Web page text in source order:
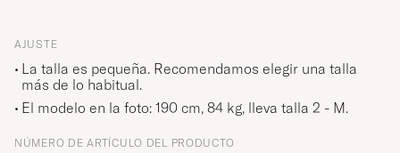
AJUSTE
La talla es pequeña. Recomendamos elegir una talla
más de lo habitual.
El modelo en la foto: 190 cm, 84 kg, lleva talla 2 - M.
NÚMERO DE ARTÍCULO DEL PRODUCTO